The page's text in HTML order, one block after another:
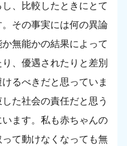
、比較したときにとて
その事実には何の異論
無能かの結果によって
、優遇されたりと差別
るべきだと思っていま
た社会の責任だと思う
ます。私も赤ちゃんの
て動けなくなっても無